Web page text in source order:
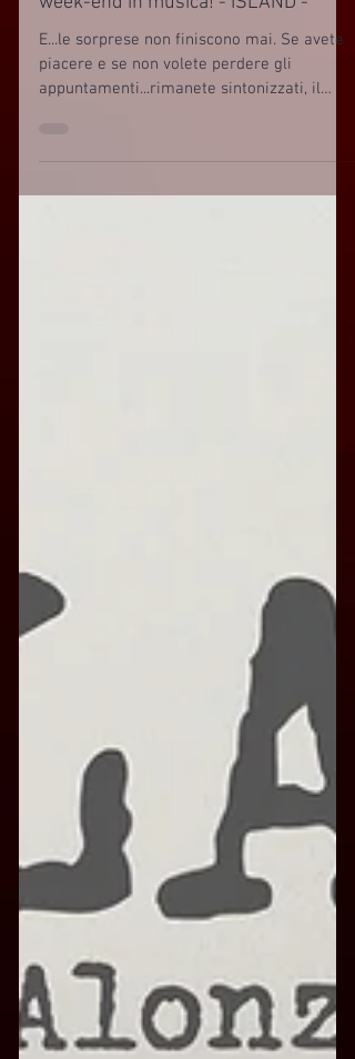
E...le sorprese non finiscono mai. Se avete
piacere e se non volete perdere gli
appuntamenti...rimanete sintonizzati, il